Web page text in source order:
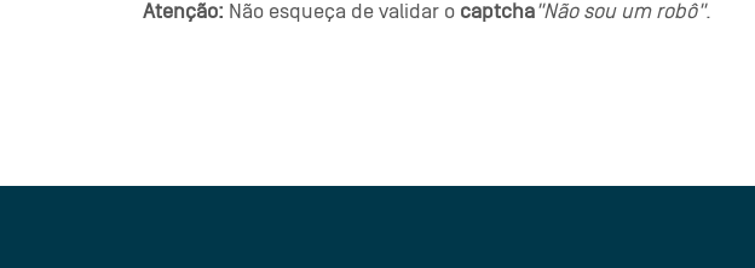
Atenção: Não esqueça de validar o captcha"Não sou um robô".